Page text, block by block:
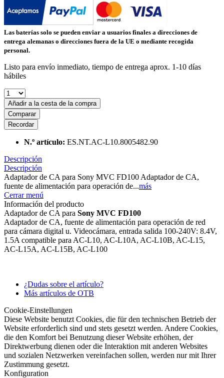
Las baterías solo se pueden enviar a usuarios finales a direcciones de
entrega alemanas o direcciones fuera de la UE o mediante recogida
personal.
Listo para envío inmediato, tiempo de entrega aprox. 1-10 días
hábiles
Añadir a la cesta de la compra
Comparar
Recordar
N.º artículo: ES.NT.AC-L10.8005482.90
Descripción
Descripción
Adaptador de CA para Sony MVC FD100 Adaptador de CA,
fuente de alimentación para operación de...más
Cerrar menú
Información del producto
Adaptador de CA para Sony MVC FD100
Adaptador de CA, fuente de alimentación para operación de red
para cámara digital u. Videocámara, entrada salida 100-240V: 8.4V,
1.5A compatible para AC-L10, AC-L10A, AC-L10B, AC-L15,
AC-L15A, AC-L15B, AC-L100
¿Dudas sobre el artículo?
Más artículos de OTB
Cookie-Einstellungen
Diese Website benutzt Cookies, die für den technischen Betrieb der
Website erforderlich sind und stets gesetzt werden. Andere Cookies,
die den Komfort bei Benutzung dieser Website erhöhen, der
Direktwerbung dienen oder die Interaktion mit anderen Websites
und sozialen Netzwerken vereinfachen sollen, werden nur mit Ihrer
Zustimmung gesetzt.
Konfiguration